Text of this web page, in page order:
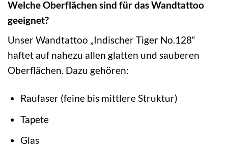
Welche Oberflächen sind für das Wandtattoo
geeignet?
Unser Wandtattoo „Indischer Tiger No.128“
haftet auf nahezu allen glatten und sauberen
Oberflächen. Dazu gehören:
Raufaser (feine bis mittlere Struktur)
Tapete
Glas